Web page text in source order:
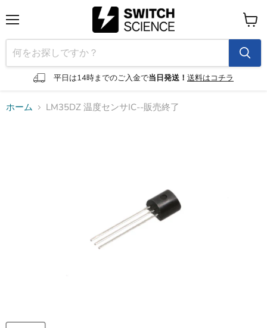
ニ
ュ
ー
平日は14時までのご入金で当日発送！ 送料はコチラ
カ
ー
ト
を
見
ホーム LM35DZ 温度センサIC--販売終了